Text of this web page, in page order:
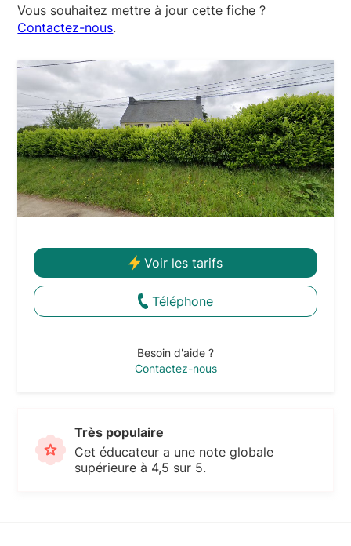
Vous souhaitez mettre à jour cette fiche ?
Contactez-nous.
Voir les tarifs
Téléphone
Besoin d'aide ?
Contactez-nous
Très populaire
Cet éducateur a une note globale
supérieure à 4,5 sur 5.